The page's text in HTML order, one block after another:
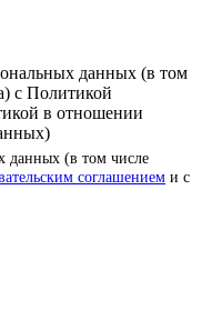
данных (в том
с Политикой
в отношении
данных (в том числе
соглашением и с